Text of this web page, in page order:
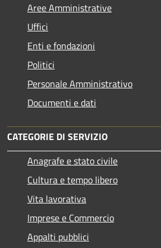
Aree Amministrative
Uffici
Enti e fondazioni
Politici
Personale Amministrativo
Documenti e dati
CATEGORIE DI SERVIZIO
Anagrafe e stato civile
Cultura e tempo libero
Vita lavorativa
Imprese e Commercio
Appalti pubblici